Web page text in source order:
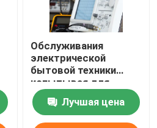
Обслуживания
электрической
бытовой техники
испытывая для
аудио-визуального
чистого прибора
Лучшая цена